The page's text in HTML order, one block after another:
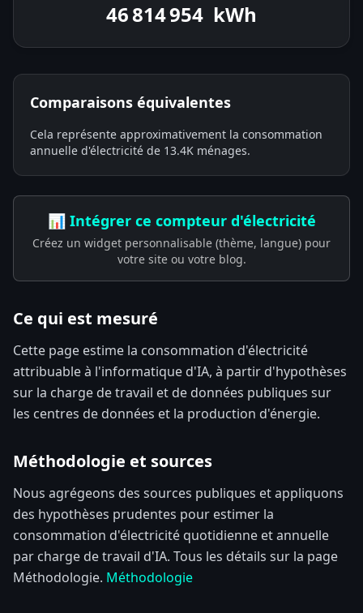
46 815 321 kWh
Comparaisons équivalentes
Cela représente approximativement la consommation
annuelle d'électricité de 13.4K ménages.
📊 Intégrer ce compteur d'électricité
Créez un widget personnalisable (thème, langue) pour
votre site ou votre blog.
Ce qui est mesuré
Cette page estime la consommation d'électricité
attribuable à l'informatique d'IA, à partir d'hypothèses
sur la charge de travail et de données publiques sur
les centres de données et la production d'énergie.
Méthodologie et sources
Nous agrégeons des sources publiques et appliquons
des hypothèses prudentes pour estimer la
consommation d'électricité quotidienne et annuelle
par charge de travail d'IA. Tous les détails sur la page
Méthodologie. Méthodologie